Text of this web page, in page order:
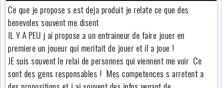
Ce que je propose s est deja produit je relate ce que des
benevoles souvent me disent
IL Y A PEU j ai propose a un entraineur de faire jouer en
premiere un joueur qui meritait de jouer et il a joue !
JE suis souvent le relai de personnes qui viennent me voir Ce
sont des gens responsables ! Mes competences s arretent a